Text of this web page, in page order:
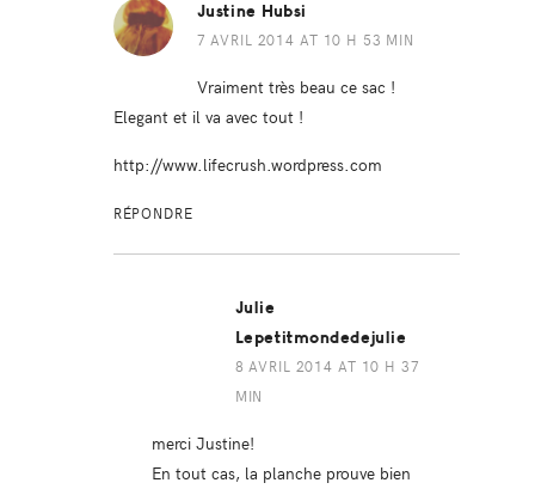
Justine Hubsi
7 AVRIL 2014 AT 10 H 53 MIN
Vraiment très beau ce sac !
Elegant et il va avec tout !
http://www.lifecrush.wordpress.com
RÉPONDRE
Julie
Lepetitmondedejulie
8 AVRIL 2014 AT 10 H 37
MIN
merci Justine!
En tout cas, la planche prouve bien